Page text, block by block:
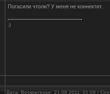
Погасили чтоли? У меня не коннектит.
;)
Дата: Воскресенье, 21.08.2011, 01:06 |